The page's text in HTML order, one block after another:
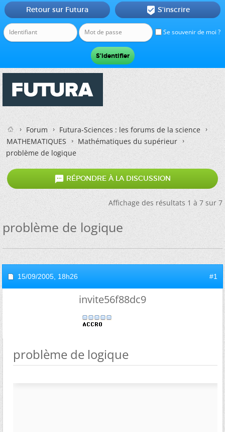
Se souvenir de moi ?
Retour sur Futura  S'inscrire
Forum
Futura-Sciences : les forums de la science
MATHEMATIQUES
Mathématiques du supérieur
problème de logique
 RÉPONDRE À LA DISCUSSION
Affichage des résultats 1 à 7 sur 7
problème de logique
15/09/2005, 18h26 #1
invite56f88dc9
problème de logique